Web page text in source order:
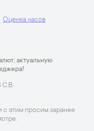
Оценка часов
актуальную
С.В.
с этим просим заранее